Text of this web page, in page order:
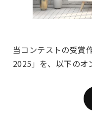
当コンテストの受賞
2025」を、以下のオ